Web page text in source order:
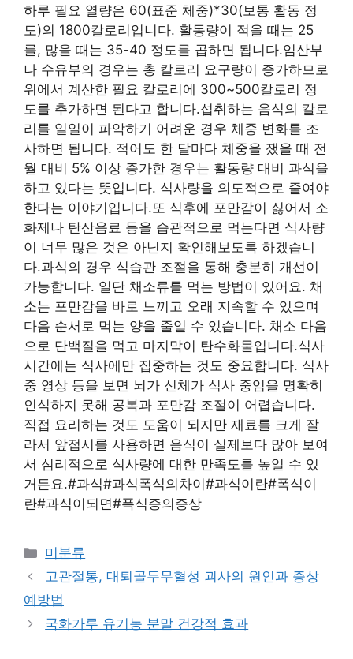
하루 필요 열량은 60(표준 체중)*30(보통 활동 정
도)의 1800칼로리입니다. 활동량이 적을 때는 25
를, 많을 때는 35-40 정도를 곱하면 됩니다.임산부
나 수유부의 경우는 총 칼로리 요구량이 증가하므로
위에서 계산한 필요 칼로리에 300~500칼로리 정
도를 추가하면 된다고 합니다.섭취하는 음식의 칼로
리를 일일이 파악하기 어려운 경우 체중 변화를 조
사하면 됩니다. 적어도 한 달마다 체중을 쟀을 때 전
월 대비 5% 이상 증가한 경우는 활동량 대비 과식을
하고 있다는 뜻입니다. 식사량을 의도적으로 줄여야
한다는 이야기입니다.또 식후에 포만감이 싫어서 소
화제나 탄산음료 등을 습관적으로 먹는다면 식사량
이 너무 많은 것은 아닌지 확인해보도록 하겠습니
다.과식의 경우 식습관 조절을 통해 충분히 개선이
가능합니다. 일단 채소류를 먹는 방법이 있어요. 채
소는 포만감을 바로 느끼고 오래 지속할 수 있으며
다음 순서로 먹는 양을 줄일 수 있습니다. 채소 다음
으로 단백질을 먹고 마지막이 탄수화물입니다.식사
시간에는 식사에만 집중하는 것도 중요합니다. 식사
중 영상 등을 보면 뇌가 신체가 식사 중임을 명확히
인식하지 못해 공복과 포만감 조절이 어렵습니다.
직접 요리하는 것도 도움이 되지만 재료를 크게 잘
라서 앞접시를 사용하면 음식이 실제보다 많아 보여
서 심리적으로 식사량에 대한 만족도를 높일 수 있
거든요.#과식#과식폭식의차이#과식이란#폭식이
란#과식이되면#폭식증의증상
Categories
미분류
고관절통, 대퇴골두무혈성 괴사의 원인과 증상
예방법
국화가루 유기농 분말 건강적 효과